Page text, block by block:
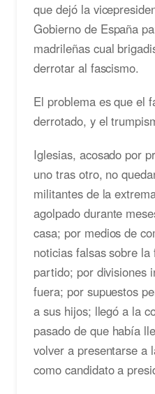
que dejó la
Gobierno de España
madrileñas cual
derrotar al fascismo.
El problema es que el
derrotado, y el
Iglesias, acosado por
uno tras otro, no
militantes de la
agolpado durante
casa; por medios de
noticias falsas sobre
partido; por divisiones
fuera; por supuestos
a sus hijos; llegó a la
pasado de que había
volver a presentarse a
como candidato a